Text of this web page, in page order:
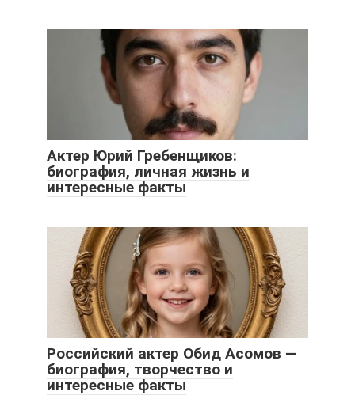
Актер Юрий Гребенщиков:
биография, личная жизнь и
интересные факты
Российский актер Обид Асомов —
биография, творчество и
интересные факты